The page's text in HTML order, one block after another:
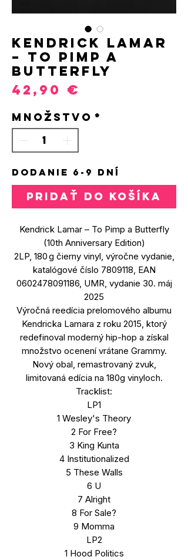
Kendrick Lamar
– To Pimp a
Butterfly
42,90 €
Množstvo *
DODANIE 6-9 DNÍ
PRIDAŤ DO KOŠÍKA
Kendrick Lamar – To Pimp a Butterfly
(10th Anniversary Edition)
2LP, 180 g čierny vinyl, výročne vydanie,
katalógové číslo 7809118, EAN
0602478091186, UMR, vydanie 30. máj
2025
Výročná reedícia prelomového albumu
Kendricka Lamara z roku 2015, ktorý
redefinoval moderný hip-hop a získal
množstvo ocenení vrátane Grammy.
Nový obal, remastrovaný zvuk,
limitovaná edícia na 180g vinyloch.
Tracklist:
LP1
1 Wesley's Theory
2 For Free?
3 King Kunta
4 Institutionalized
5 These Walls
6 U
7 Alright
8 For Sale?
9 Momma
LP2
1 Hood Politics